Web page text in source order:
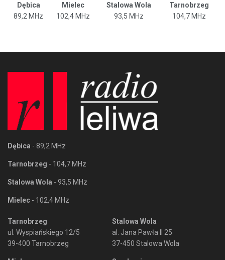
Dębica Mielec Stalowa Wola
Tarnobrzeg
89,2 MHz
102,4 MHz 93,5 MHz 104,7 MHz
Dębica - 89,2 MHz
Tarnobrzeg - 104,7 MHz
Stalowa Wola - 93,5 MHz
Mielec - 102,4 MHz
Tarnobrzeg
ul. Wyspiańskiego 12/5
39-400 Tarnobrzeg
Stalowa Wola
al. Jana Pawła II 25
37-450 Stalowa Wola